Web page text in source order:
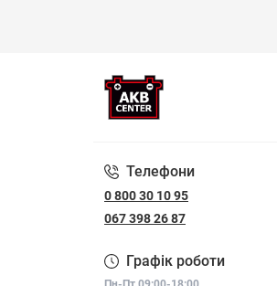
Телефони
0 800 30 10 95
067 398 26 87
Графік роботи